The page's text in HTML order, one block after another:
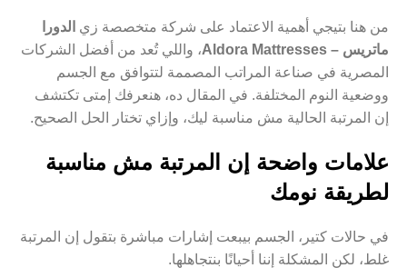
من هنا بتيجي أهمية الاعتماد على شركة متخصصة زي الدورا
ماتريس – Aldora Mattresses
، واللي تُعد من أفضل الشركات
المصرية في صناعة المراتب المصممة لتتوافق مع الجسم
ووضعية النوم المختلفة. في المقال ده، هنعرفك إمتى تكتشف
إن المرتبة الحالية مش مناسبة ليك، وإزاي تختار الحل الصحيح.
علامات واضحة إن المرتبة مش مناسبة
لطريقة نومك
في حالات كتير، الجسم بيبعت إشارات مباشرة بتقول إن المرتبة
غلط، لكن المشكلة إننا أحيانًا بنتجاهلها.